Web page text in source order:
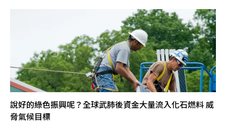
說好的綠色振興呢？全球武肺後資金大量流入化石燃料 威
脅氣候目標